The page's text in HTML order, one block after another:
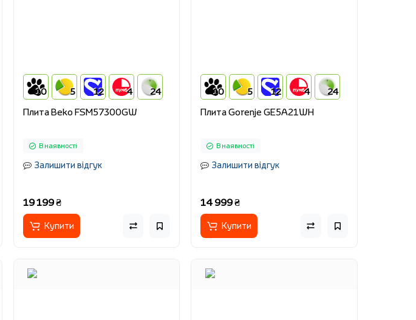
10 5 12 4 24
Плита Beko FSM57300GW
В наявності
Залишити відгук
19 199 ₴
Купити
10 5 12 4 24
Плита Gorenje GE5A21WH
В наявності
Залишити відгук
14 999 ₴
Купити